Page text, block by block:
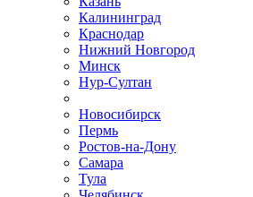
Калининград
Краснодар
Нижний Новгород
Минск
Нур-Султан
Новосибирск
Пермь
Ростов-на-Дону
Самара
Тула